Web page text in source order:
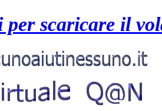
per scaricare il